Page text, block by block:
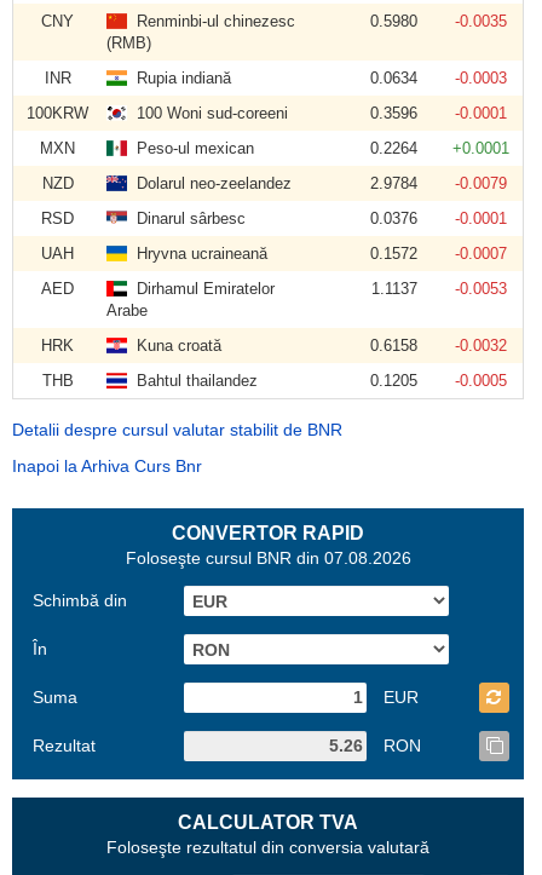
CNY
Renminbi-ul chinezesc
(RMB)
0.5980 -0.0035
INR Rupia indiană 0.0634
-0.0003
100KRW
100 Woni sud-coreeni 0.3596
-0.0001
MXN
Peso-ul mexican 0.2264
+0.0001
NZD
Dolarul neo-zeelandez 2.9784
-0.0079
RSD
Dinarul sârbesc 0.0376
-0.0001
UAH
Hryvna ucraineană 0.1572
-0.0007
AED
Dirhamul Emiratelor
Arabe
1.1137 -0.0053
HRK Kuna croată 0.6158
-0.0032
THB
Bahtul thailandez 0.1205 -0.0005
Detalii despre cursul valutar stabilit de BNR
Inapoi la Arhiva Curs Bnr
CONVERTOR RAPID
Foloseşte cursul BNR din 07.08.2026
Schimbă din
În
Suma EUR
Rezultat RON
CALCULATOR TVA
Foloseşte rezultatul din conversia valutară